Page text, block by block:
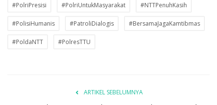
#PolriPresisi #PolriUntukMasyarakat #NTTPenuhKasih
#PolisiHumanis #PatroliDialogis #BersamaJagaKamtibmas
#PoldaNTT #PolresTTU
ARTIKEL SEBELUMNYA